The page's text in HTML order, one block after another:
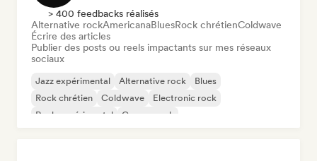
> 400 feedbacks réalisés
Alternative rockAmericanaBluesRock chrétienColdwave
Écrire des articles
Publier des posts ou reels impactants sur mes réseaux
sociaux
Jazz expérimental Alternative rock
Blues
Rock chrétien
Coldwave
Electronic rock
Rock expérimental
Garage rock